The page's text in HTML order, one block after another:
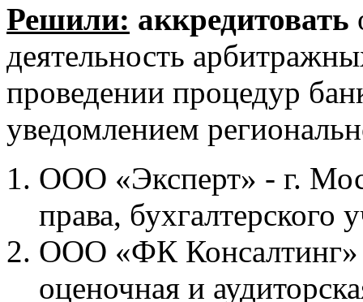
Решили: аккредитовать
деятельность
проведении процедур
уведомлением
ООО «Эксперт» - г.
права, бухгалтерского
ООО «ФК Консалтинг»
оценочная и